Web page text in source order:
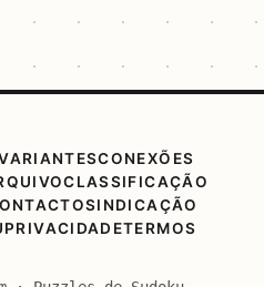
CONEXÕES
CLASSIFICAÇÃO
SINDICAÇÃO
PRIVACIDADETERMOS